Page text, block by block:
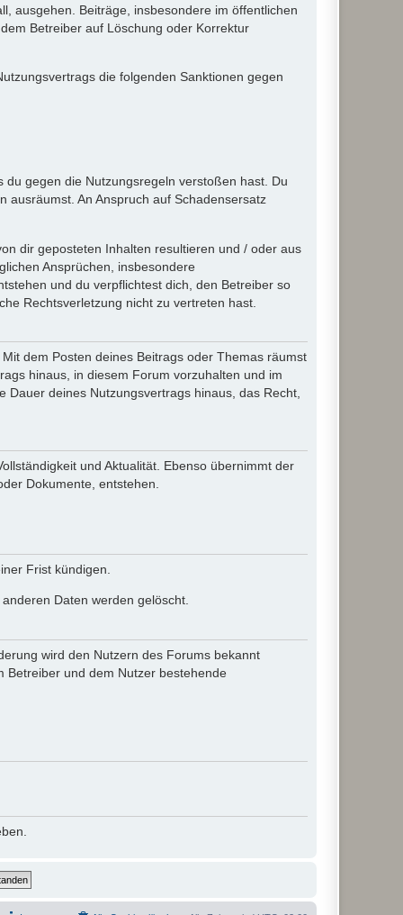
ausgehen. Beiträge, insbesondere im öffentlichen
Betreiber auf Löschung oder Korrektur
die folgenden Sanktionen gegen
gegen die Nutzungsregeln verstoßen hast. Du
ausräumst. An Anspruch auf Schadensersatz
dir geposteten Inhalten resultieren und / oder aus
Ansprüchen, insbesondere
und du verpflichtest dich, den Betreiber so
Rechtsverletzung nicht zu vertreten hast.
dem Posten deines Beitrags oder Themas räumst
hinaus, in diesem Forum vorzuhalten und im
deines Nutzungsvertrags hinaus, das Recht,
und Aktualität. Ebenso übernimmt der
Dokumente, entstehen.
Frist kündigen.
Daten werden gelöscht.
wird den Nutzern des Forums bekannt
Betreiber und dem Nutzer bestehende